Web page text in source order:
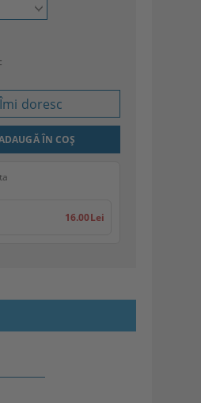
Îmi doresc
16.00Lei